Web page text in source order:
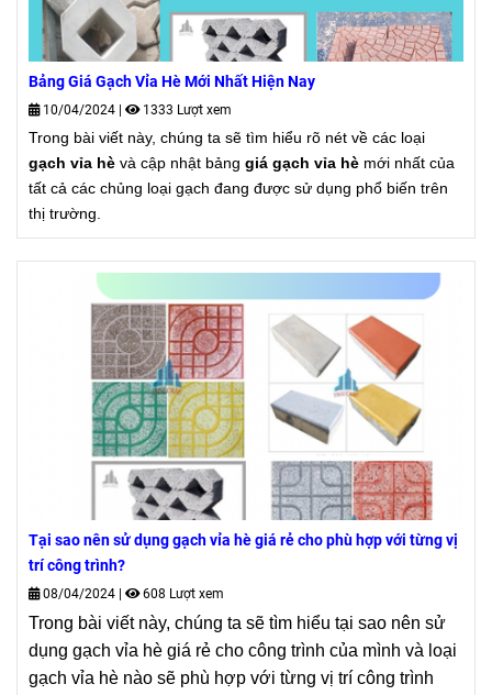
Bảng Giá Gạch Vỉa Hè Mới Nhất Hiện Nay
10/04/2024 1333 Lượt xem
Trong bài viết này, chúng ta sẽ tìm hiểu rõ nét về các loại
gạch vỉa hè và cập nhật bảng giá gạch vỉa hè mới nhất của
tất cả các chủng loại gạch đang được sử dụng phổ biến trên
thị trường.
Tại sao nên sử dụng gạch vỉa hè giá rẻ cho phù hợp với từng vị
trí công trình?
08/04/2024 608 Lượt xem
Trong bài viết này, chúng ta sẽ tìm hiểu tại sao nên sử
dụng gạch vỉa hè giá rẻ cho công trình của mình và loại
gạch vỉa hè nào sẽ phù hợp với từng vị trí công trình